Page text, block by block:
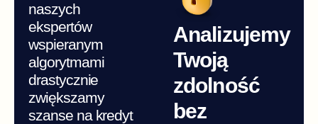
naszych
ekspertów
wspieranym
algorytmami
drastycznie
zwiększamy
szanse na kredyt
Analizujemy
Twoją
zdolność
bez